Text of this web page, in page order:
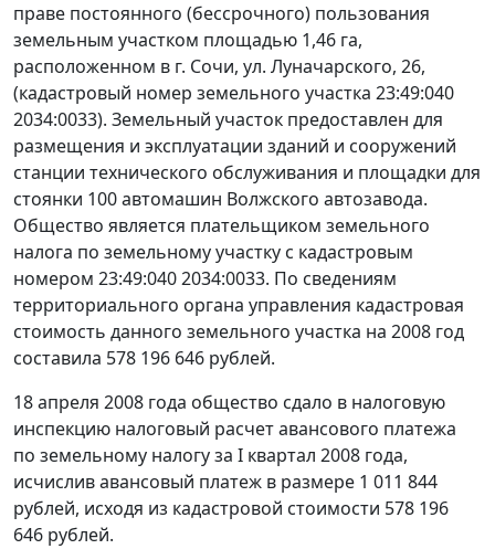
праве постоянного (бессрочного) пользования
земельным участком площадью 1,46 га,
расположенном в г. Сочи, ул. Луначарского, 26,
(кадастровый номер земельного участка 23:49:040
2034:0033). Земельный участок предоставлен для
размещения и эксплуатации зданий и сооружений
станции технического обслуживания и площадки для
стоянки 100 автомашин Волжского автозавода.
Общество является плательщиком земельного
налога по земельному участку с кадастровым
номером 23:49:040 2034:0033. По сведениям
территориального органа управления кадастровая
стоимость данного земельного участка на 2008 год
составила 578 196 646 рублей.
18 апреля 2008 года общество сдало в налоговую
инспекцию налоговый расчет авансового платежа
по земельному налогу за I квартал 2008 года,
исчислив авансовый платеж в размере 1 011 844
рублей, исходя из кадастровой стоимости 578 196
646 рублей.